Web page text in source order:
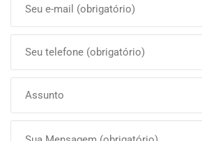
Olá, insira seus dados para